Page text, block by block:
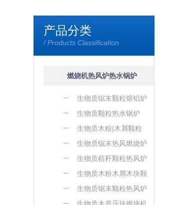
产品分类
/ Products Classification
燃烧机热风炉热水锅炉
生物质锯末颗粒熔铝炉
生物质颗粒热水锅炉
生物质木粉|木屑颗粒
熔铝炉
生物质锯末热风燃烧炉
生物质秸秆颗粒热风炉
生物质木粉木屑木块颗
粒热风炉
生物质锯末颗粒热风炉